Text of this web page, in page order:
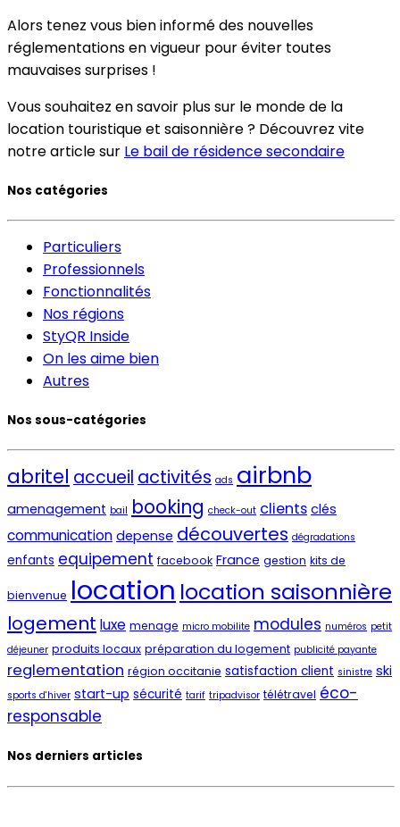
Alors tenez vous bien informé des nouvelles
réglementations en vigueur pour éviter toutes
mauvaises surprises !
Vous souhaitez en savoir plus sur le monde de la
location touristique et saisonnière ? Découvrez vite
notre article sur Le bail de résidence secondaire
Nos catégories
Particuliers
Professionnels
Fonctionnalités
Nos régions
StyQR Inside
On les aime bien
Autres
Nos sous-catégories
abritel accueil activités ads airbnb
amenagement bail booking check-out clients clés
communication depense découvertes dégradations
enfants equipement facebook France gestion kits de
bienvenue location location saisonnière
logement luxe menage micro mobilite modules numéros petit
déjeuner produits locaux préparation du logement publicité payante
reglementation région occitanie satisfaction client sinistre ski
sports d'hiver start-up sécurité tarif tripadvisor télétravel éco-
responsable
Nos derniers articles